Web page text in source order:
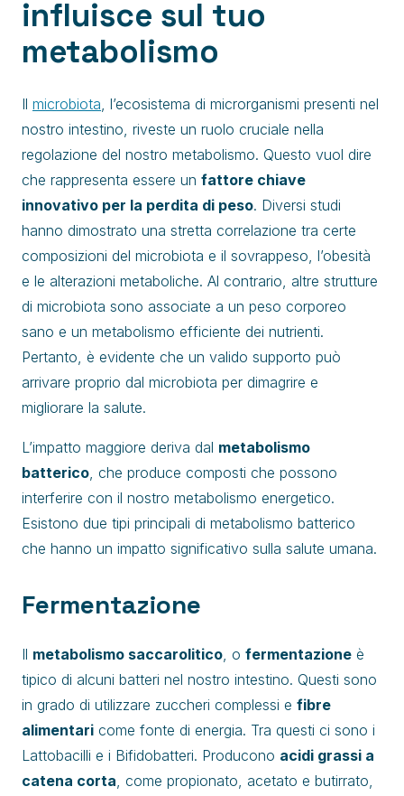
influisce sul tuo
metabolismo
Il microbiota, l’ecosistema di microrganismi presenti nel
nostro intestino, riveste un ruolo cruciale nella
regolazione del nostro metabolismo. Questo vuol dire
che rappresenta essere un fattore chiave
innovativo per la perdita di peso. Diversi studi
hanno dimostrato una stretta correlazione tra certe
composizioni del microbiota e il sovrappeso, l’obesità
e le alterazioni metaboliche. Al contrario, altre strutture
di microbiota sono associate a un peso corporeo
sano e un metabolismo efficiente dei nutrienti.
Pertanto, è evidente che un valido supporto può
arrivare proprio dal microbiota per dimagrire e
migliorare la salute.
L’impatto maggiore deriva dal metabolismo
batterico, che produce composti che possono
interferire con il nostro metabolismo energetico.
Esistono due tipi principali di metabolismo batterico
che hanno un impatto significativo sulla salute umana.
Fermentazione
Il metabolismo saccarolitico, o fermentazione è
tipico di alcuni batteri nel nostro intestino. Questi sono
in grado di utilizzare zuccheri complessi e fibre
alimentari come fonte di energia. Tra questi ci sono i
Lattobacilli e i Bifidobatteri. Producono acidi grassi a
catena corta, come propionato, acetato e butirrato,